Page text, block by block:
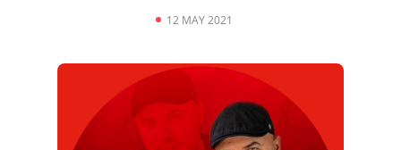
12 MAY 2021